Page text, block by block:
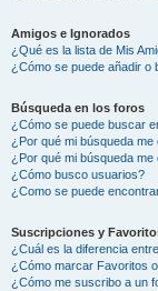
Amigos e Ignorados
¿Qué es la lista de Mis
¿Cómo se puede añadir o
Búsqueda en los foros
¿Cómo se puede buscar
¿Por qué mi búsqueda
¿Por qué mi búsqueda
¿Cómo busco usuarios?
¿Como se puede
Suscripciones y
¿Cuál es la diferencia
¿Cómo marcar Favoritos
¿Cómo me suscribo a un